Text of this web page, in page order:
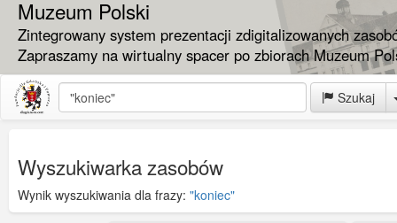
Muzeum Polski
Zintegrowany system prezentacji zdigitalizowanych
Zapraszamy na wirtualny spacer po zbiorach Muzeum
Szukaj
Wyszukiwarka zasobów
Wynik wyszukiwania dla frazy: "koniec"